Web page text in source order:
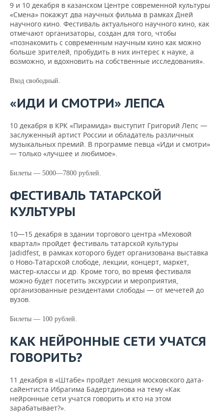
ВОДНЫЕ ВИДЫ СПОРТА
ХОККЕЙ С МЯЧОМ
ОБРАЗОВАНИЕ
ПРОИСШЕСТВИЯ
9 и 10 декабря в казанском Центре современной культуры
«Смена» покажут два научных фильма в рамках Дней
научного кино. Фестиваль актуального научного кино, как
отмечают организаторы, создан для того, чтобы
«познакомить с современным научным кино как можно
больше зрителей, пробудить в них интерес к науке, а
возможно, и вдохновить на собственные исследования».
Вход свободный.
«ИДИ И СМОТРИ» ЛЕПСА
10 декабря в КРК «Пирамида» выступит Григорий Лепс —
заслуженный артист России и обладатель различных
музыкальных премий. В программе певца «Иди и смотри»
— только «лучшее и любимое».
Билеты — 5000—7800 рублей.
ФЕСТИВАЛЬ ТАТАРСКОЙ
КУЛЬТУРЫ
10—15 декабря в здании торгового центра «Меховой
квартал» пройдет фестиваль татарской культуры
Jadidfest, в рамках которого будет организована выставка
о Ново-Татарской слободе, лекции, концерт, маркет,
мастер-классы и др. Кроме того, во время фестиваля
можно будет посетить экскурсии и мероприятия,
организованные резидентами слободы — от мечетей до
вузов.
Билеты — 100 рублей.
КАК НЕЙРОННЫЕ СЕТИ УЧАТСЯ
ГОВОРИТЬ?
11 декабря в «Штабе» пройдет лекция московского дата-
сайентиста Ибрагима Бадертдинова на тему «Как
нейронные сети учатся говорить и кто на этом
зарабатывает?».